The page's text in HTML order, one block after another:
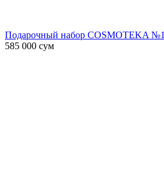
Подарочный набор COSMOTEKA №1
585 000 сум